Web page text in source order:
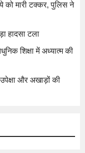
को मारी टक्कर, पुलिस ने
हादसा टला
शिक्षा में अध्यात्म की
उपेक्षा और अखाड़ों की